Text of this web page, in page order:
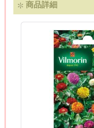
商品詳細